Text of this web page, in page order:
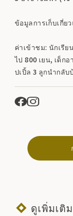
ข้อมูลการเก็บเกี่ย
ค่าเข้าชม: นักเรี
ไป 800 เยน, เด็ก
ปเปิ้ล 3 ลูกนำกลับ
ดูเพิ่มเติม